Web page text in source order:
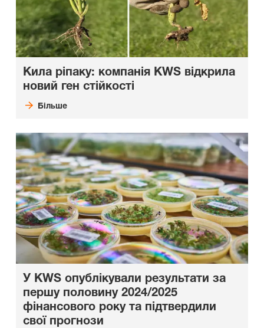
Кила ріпаку: компанія KWS відкрила
новий ген стійкості
Більше
У KWS опублікували результати за
першу половину 2024/2025
фінансового року та підтвердили
свої прогнози